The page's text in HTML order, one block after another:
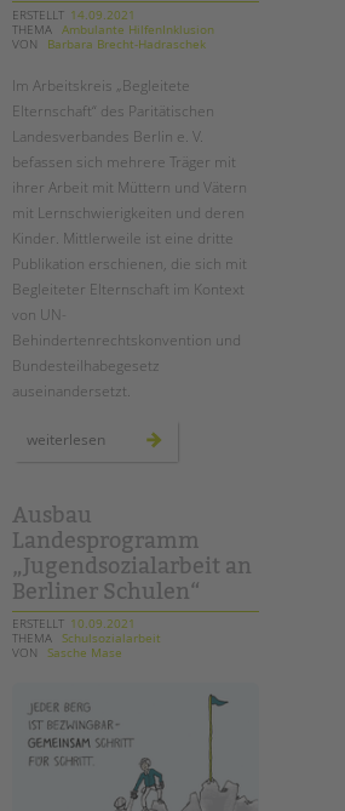
Tagesgruppen
EINGLIEDERUNGSHILFE
BETREUTES WOHNEN
TANDEM BTL AKADEMIE
Zertfikatskurse
Seminarkalender
Seminarräume
STADTTEILARBEIT
PROFIL | LEITBILD
Kinder- und Jugendschutz
Unsere Videos
Gesellschafter VdK
schoolcoach BTL
tandem international
Stellenangebote
tandem als Arbeitgeberin
NEWS/BLOG
Suchen
ERSTELLT 14.09.2021
THEMA Ambulante HilfenInklusion
VON
Barbara Brecht-Hadraschek
Im Arbeitskreis „Begleitete
Elternschaft“ des Paritätischen
Landesverbandes Berlin e. V.
befassen sich mehrere Träger mit
ihrer Arbeit mit Müttern und Vätern
mit Lernschwierigkeiten und deren
Kinder. Mittlerweile ist eine dritte
Publikation erschienen, die sich mit
Begleiteter Elternschaft im Kontext
von UN-
Behindertenrechtskonvention und
Bundesteilhabegesetz
auseinandersetzt.
weiterlesen
handreichung
Ausbau
Landesprogramm
„Jugendsozialarbeit an
Berliner Schulen“
ERSTELLT 10.09.2021
THEMA Schulsozialarbeit
VON
Sasche Mase